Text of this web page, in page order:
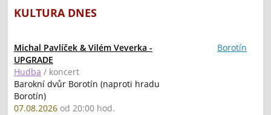
KULTURA DNES
Michal Pavlíček & Vilém Veverka -
UPGRADE
Hudba / koncert
Barokní dvůr Borotín (naproti hradu
Borotín)
07.08.2026 od 20:00 hod.
Borotín